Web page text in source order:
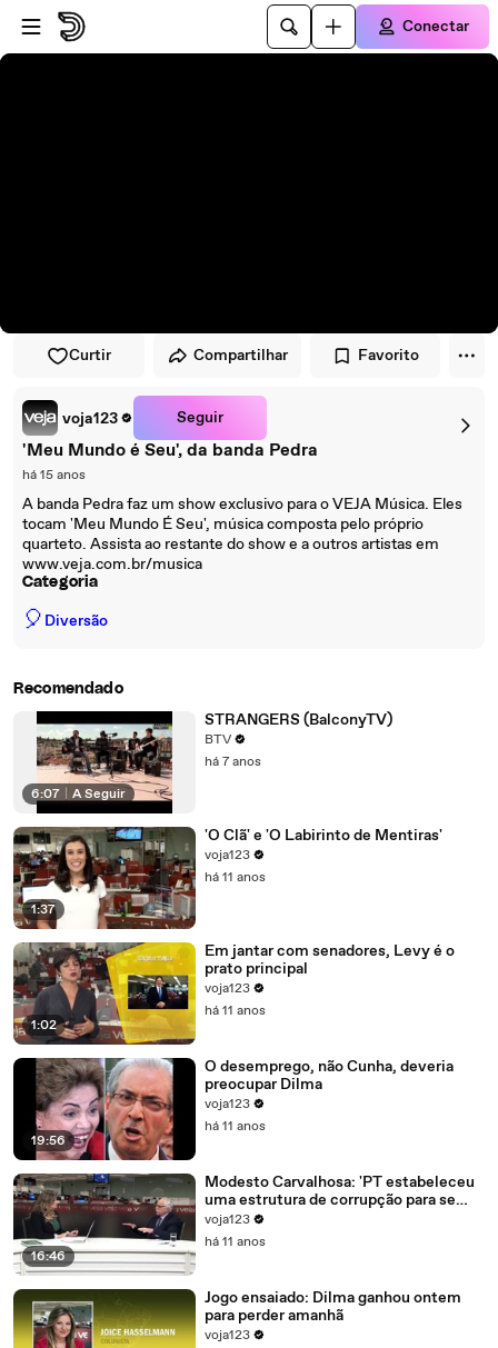
Pular para o player
Ir para o conteúdo principal
Conectar
Curtir Compartilhar Favorito
voja123 Seguir
'Meu Mundo é Seu', da banda Pedra
há 15 anos
A banda Pedra faz um show exclusivo para o VEJA Música. Eles
tocam 'Meu Mundo É Seu', música composta pelo próprio
quarteto. Assista ao restante do show e a outros artistas em
www.veja.com.br/musica
Categoria
🎈 Diversão
Recomendado
6:07 A Seguir
STRANGERS (BalconyTV)
BTV
há 7 anos
1:37
'O Clã' e 'O Labirinto de Mentiras'
voja123
há 11 anos
1:02
Em jantar com senadores, Levy é o
prato principal
voja123
há 11 anos
19:56
O desemprego, não Cunha, deveria
preocupar Dilma
voja123
há 11 anos
16:46
Modesto Carvalhosa: 'PT estabeleceu
uma estrutura de corrupção para se
manter no poder'
voja123
há 11 anos
Jogo ensaiado: Dilma ganhou ontem
para perder amanhã
voja123